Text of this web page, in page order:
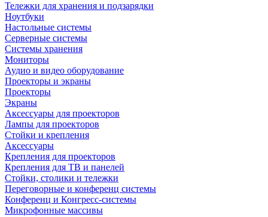
Тележки для хранения и подзарядки
Ноутбуки
Настольные системы
Серверные системы
Системы хранения
Мониторы
Аудио и видео оборудование
Проекторы и экраны
Проекторы
Экраны
Аксессуары для проекторов
Лампы для проекторов
Стойки и крепления
Аксессуары
Крепления для проекторов
Крепления для ТВ и панелей
Стойки, столики и тележки
Переговорные и конференц системы
Конференц и Конгресс-системы
Микрофонные массивы